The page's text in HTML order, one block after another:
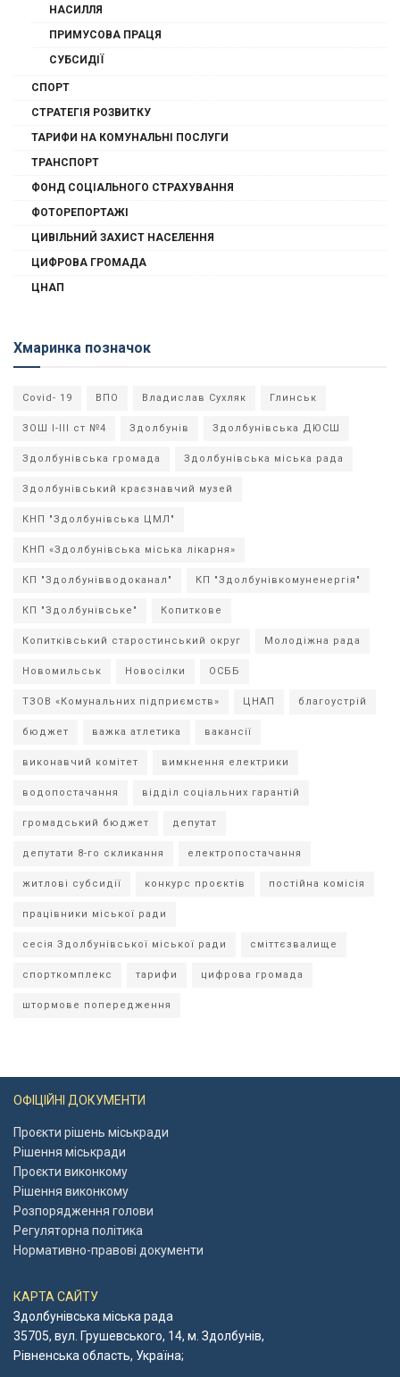
НАСИЛЛЯ
ПРИМУСОВА ПРАЦЯ
СУБСИДІЇ
СПОРТ
СТРАТЕГІЯ РОЗВИТКУ
ТАРИФИ НА КОМУНАЛЬНІ ПОСЛУГИ
ТРАНСПОРТ
ФОНД СОЦІАЛЬНОГО СТРАХУВАННЯ
ФОТОРЕПОРТАЖІ
ЦИВІЛЬНИЙ ЗАХИСТ НАСЕЛЕННЯ
ЦИФРОВА ГРОМАДА
ЦНАП
Хмаринка позначок
Covid- 19 ВПО Владислав Сухляк Глинськ
ЗОШ І-ІІІ ст №4 Здолбунів Здолбунівська ДЮСШ
Здолбунівська громада Здолбунівська міська рада
Здолбунівський краєзнавчий музей
КНП "Здолбунівська ЦМЛ"
КНП «Здолбунівська міська лікарня»
КП "Здолбунівводоканал" КП "Здолбунівкомуненергія"
КП "Здолбунівське" Копиткове
Копитківський старостинський округ Молодіжна рада
Новомильськ Новосілки ОСББ
ТЗОВ «Комунальних підприємств» ЦНАП благоустрій
бюджет важка атлетика вакансії
виконавчий комітет вимкнення електрики
водопостачання відділ соціальних гарантій
громадський бюджет депутат
депутати 8-го скликання електропостачання
житлові субсидії конкурс проєктів постійна комісія
працівники міської ради
сесія Здолбунівської міської ради сміттєзвалище
спорткомплекс тарифи цифрова громада
штормове попередження
ОФІЦІЙНІ ДОКУМЕНТИ
Проєкти рішень міськради
Рішення міськради
Проєкти виконкому
Рішення виконкому
Розпорядження голови
Регуляторна політика
Нормативно-правові документи
КАРТА САЙТУ
Здолбунівська міська рада
35705, вул. Грушевського, 14, м. Здолбунів,
Рівненська область, Україна;